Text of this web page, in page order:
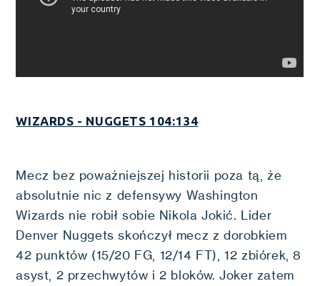
WIZARDS - NUGGETS 104:134
Mecz bez poważniejszej historii poza tą, że
absolutnie nic z defensywy Washington
Wizards nie robił sobie Nikola Jokić. Lider
Denver Nuggets skończył mecz z dorobkiem
42 punktów (15/20 FG, 12/14 FT), 12 zbiórek, 8
asyst, 2 przechwytów i 2 bloków. Joker zatem